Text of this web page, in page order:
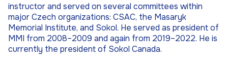
instructor and served on several committees within
major Czech organizations: CSAC, the Masaryk
Memorial Institute, and Sokol. He served as president of
MMI from 2008–2009 and again from 2019–2022. He is
currently the president of Sokol Canada.